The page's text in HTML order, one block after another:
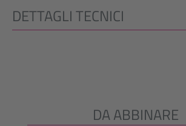
DETTAGLI TECNICI
Salta la galleria dei prodotti
DA ABBINARE